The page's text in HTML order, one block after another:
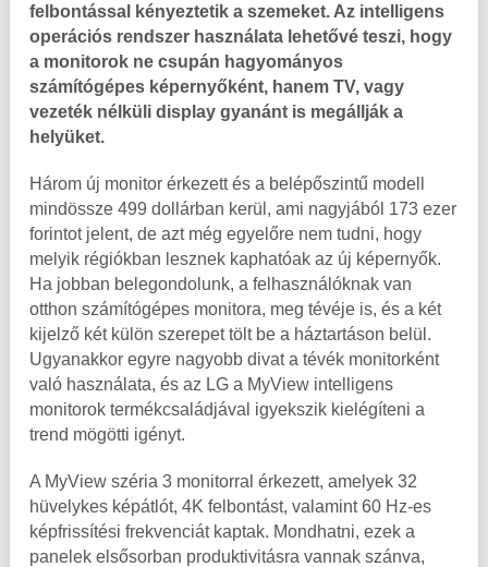
felbontással kényeztetik a szemeket. Az intelligens
operációs rendszer használata lehetővé teszi, hogy
a monitorok ne csupán hagyományos
számítógépes képernyőként, hanem TV, vagy
vezeték nélküli display gyanánt is megállják a
helyüket.
Három új monitor érkezett és a belépőszintű modell
mindössze 499 dollárban kerül, ami nagyjából 173 ezer
forintot jelent, de azt még egyelőre nem tudni, hogy
melyik régiókban lesznek kaphatóak az új képernyők.
Ha jobban belegondolunk, a felhasználóknak van
otthon számítógépes monitora, meg tévéje is, és a két
kijelző két külön szerepet tölt be a háztartáson belül.
Ugyanakkor egyre nagyobb divat a tévék monitorként
való használata, és az LG a MyView intelligens
monitorok termékcsaládjával igyekszik kielégíteni a
trend mögötti igényt.
A MyView széria 3 monitorral érkezett, amelyek 32
hüvelykes képátlót, 4K felbontást, valamint 60 Hz-es
képfrissítési frekvenciát kaptak. Mondhatni, ezek a
panelek elsősorban produktivitásra vannak szánva,